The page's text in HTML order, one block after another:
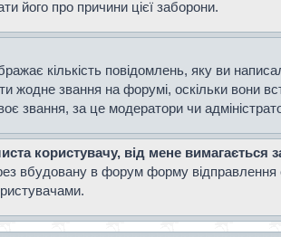
його про причини цієї заборони.
кількість повідомлень, яку ви
жодне звання на форумі, оскільки вони
звання, за це модератори чи
користувачу, від мене вимагається
вбудовану в форум форму